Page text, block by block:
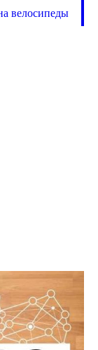
велосипеды